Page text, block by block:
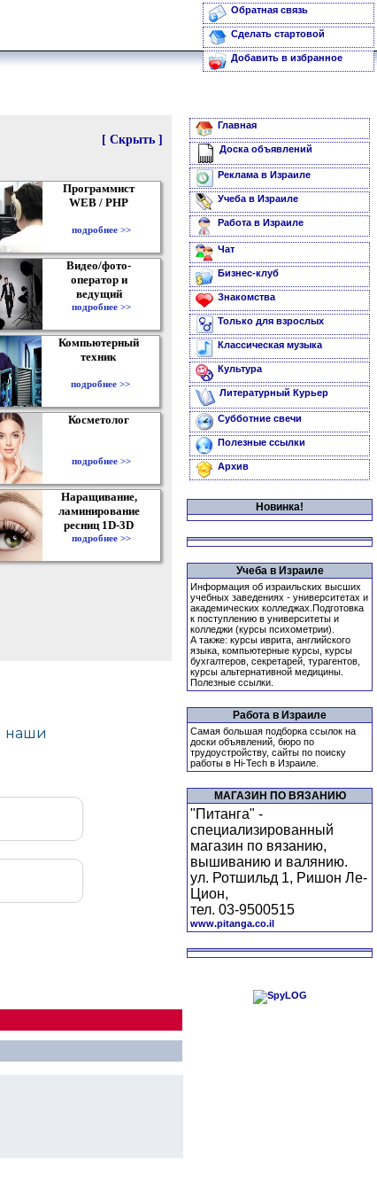
Обратная связь
Сделать стартовой
Добавить в избранное
[ Скрыть ]
Программист
WEB / PHP
подробнее >>
Видео/фото-
оператор и
ведущий
подробнее >>
Компьютерный
техник
подробнее >>
Косметолог
подробнее >>
Наращивание,
ламинирование
ресниц 1D-3D
подробнее >>
Главная
Доска объявлений
Реклама в Израиле
Учеба в Израиле
Работа в Израиле
Чат
Бизнес-клуб
Знакомства
Только для взрослых
Классическая музыка
Культура
Литературный Курьер
Субботние свечи
Полезные ссылки
Архив
Новинка!
Учеба в Израиле
Информация об израильских высших
учебных заведениях - университетах и
академических колледжах.Подготовка
к поступлению в университеты и
колледжи (курсы психометрии).
А также: курсы иврита, английского
языка, компьютерные курсы, курсы
бухгалтеров, секретарей, турагентов,
курсы альтернативной медицины.
Полезные ссылки.
Работа в Израиле
Самая большая подборка ссылок на
доски объявлений, бюро по
трудоустройству, сайты по поиску
работы в Hi-Tech в Израиле.
МАГАЗИН ПО ВЯЗАНИЮ
"Питанга" -
специализированный
магазин по вязанию,
вышиванию и валянию.
ул. Ротшильд 1, Ришон Ле-
Цион,
тел. 03-9500515
www.pitanga.co.il